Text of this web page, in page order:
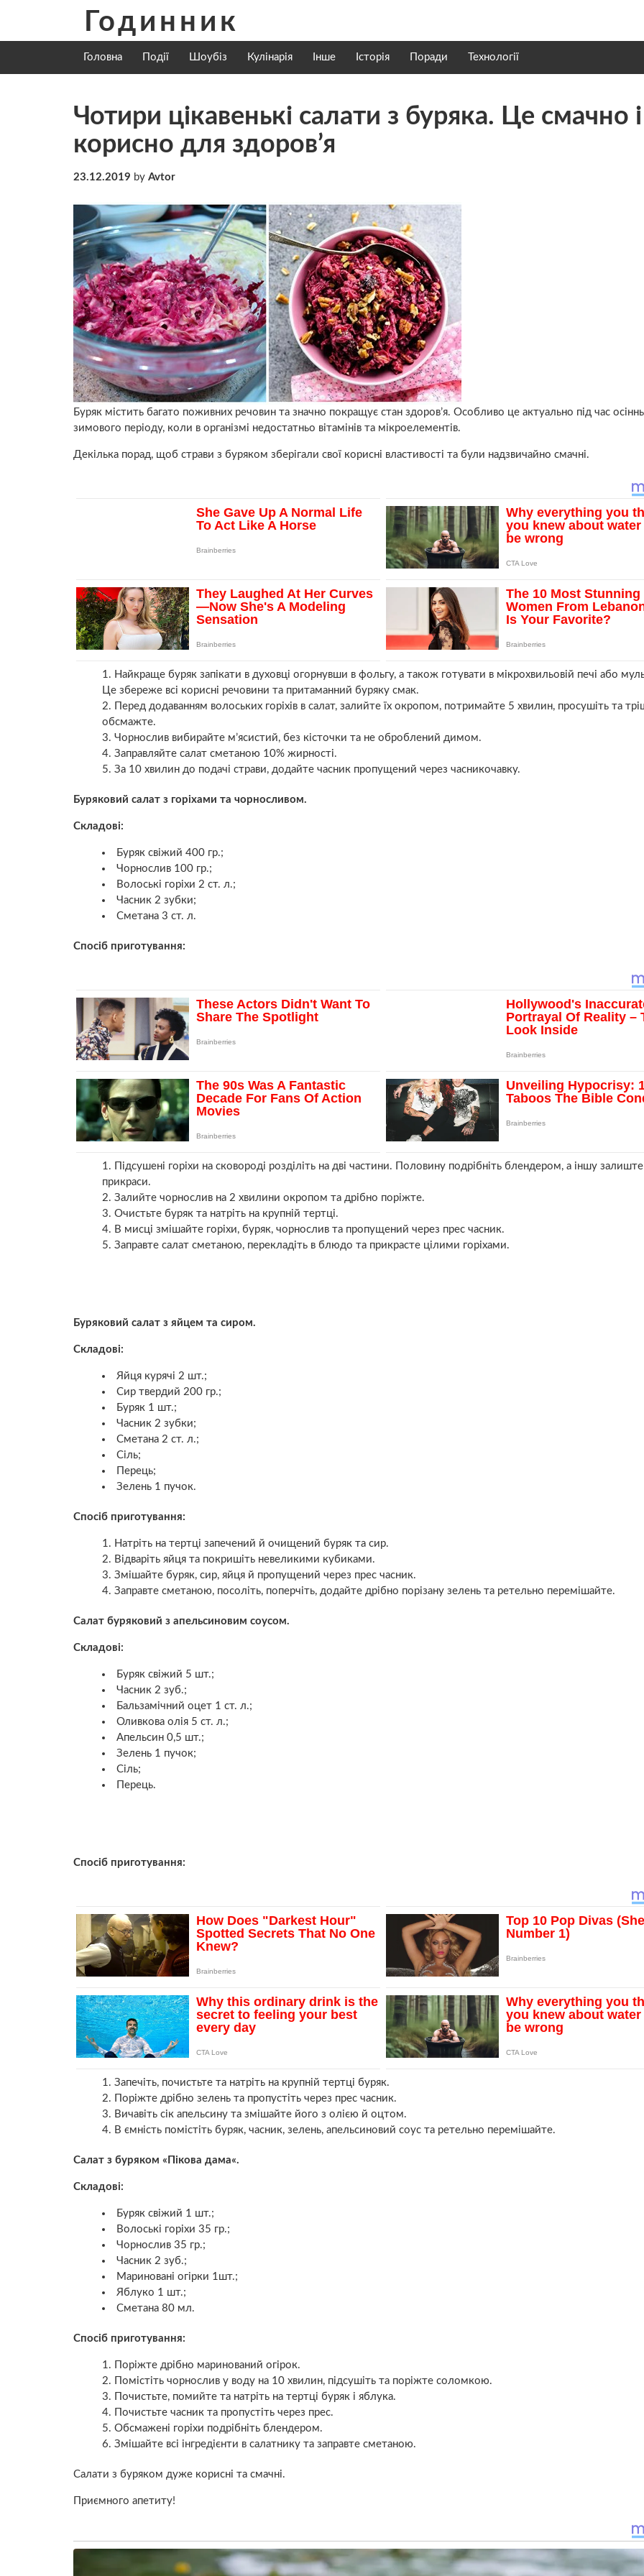
content
Годинник
Головна Події Шоубіз Кулінарія Інше Історія Поради Технології
Чотири цікавенькі салати з буряка. Це смачно і
корисно для здоров’я
23.12.2019 by Avtor
Буряк містить багато поживних речовин та значно покращує стан здоров’я. Особливо це актуально під час
зимового періоду, коли в організмі недостатньо вітамінів та мікроелементів.
Декілька порад, щоб страви з буряком зберігали свої корисні властивості та були надзвичайно смачні.
Найкраще буряк запікати в духовці огорнувши в фольгу, а також готувати в мікрохвильовій печі або
Це збереже всі корисні речовини та притаманний буряку смак.
Перед додаванням волоських горіхів в салат, залийте їх окропом, потримайте 5 хвилин, просушіть та
обсмажте.
Чорнослив вибирайте м’ясистий, без кісточки та не оброблений димом.
Заправляйте салат сметаною 10% жирності.
За 10 хвилин до подачі страви, додайте часник пропущений через часникочавку.
Буряковий салат з горіхами та чорносливом.
Складові:
Буряк свіжий 400 гр.;
Чорнослив 100 гр.;
Волоські горіхи 2 ст. л.;
Часник 2 зубки;
Сметана 3 ст. л.
Спосіб приготування:
Підсушені горіхи на сковороді розділіть на дві частини. Половину подрібніть блендером, а іншу
прикраси.
Залийте чорнослив на 2 хвилини окропом та дрібно поріжте.
Очистьте буряк та натріть на крупній тертці.
В мисці змішайте горіхи, буряк, чорнослив та пропущений через прес часник.
Заправте салат сметаною, перекладіть в блюдо та прикрасте цілими горіхами.
Буряковий салат з яйцем та сиром.
Складові:
Яйця курячі 2 шт.;
Сир твердий 200 гр.;
Буряк 1 шт.;
Часник 2 зубки;
Сметана 2 ст. л.;
Сіль;
Перець;
Зелень 1 пучок.
Спосіб приготування:
Натріть на тертці запечений й очищений буряк та сир.
Відваріть яйця та покришіть невеликими кубиками.
Змішайте буряк, сир, яйця й пропущений через прес часник.
Заправте сметаною, посоліть, поперчіть, додайте дрібно порізану зелень та ретельно перемішайте.
Салат буряковий з апельсиновим соусом.
Складові:
Буряк свіжий 5 шт.;
Часник 2 зуб.;
Бальзамічний оцет 1 ст. л.;
Оливкова олія 5 ст. л.;
Апельсин 0,5 шт.;
Зелень 1 пучок;
Сіль;
Перець.
Спосіб приготування:
Запечіть, почистьте та натріть на крупній тертці буряк.
Поріжте дрібно зелень та пропустіть через прес часник.
Вичавіть сік апельсину та змішайте його з олією й оцтом.
В ємність помістіть буряк, часник, зелень, апельсиновий соус та ретельно перемішайте.
Салат з буряком « Пікова дама«.
Складові:
Буряк свіжий 1 шт.;
Волоські горіхи 35 гр.;
Чорнослив 35 гр.;
Часник 2 зуб.;
Мариновані огірки 1шт.;
Яблуко 1 шт.;
Сметана 80 мл.
Спосіб приготування:
Поріжте дрібно маринований огірок.
Помістіть чорнослив у воду на 10 хвилин, підсушіть та поріжте соломкою.
Почистьте, помийте та натріть на тертці буряк і яблука.
Почистьте часник та пропустіть через прес.
Обсмажені горіхи подрібніть блендером.
Змішайте всі інгредієнти в салатнику та заправте сметаною.
Салати з буряком дуже корисні та смачні.
Приємного апетиту!